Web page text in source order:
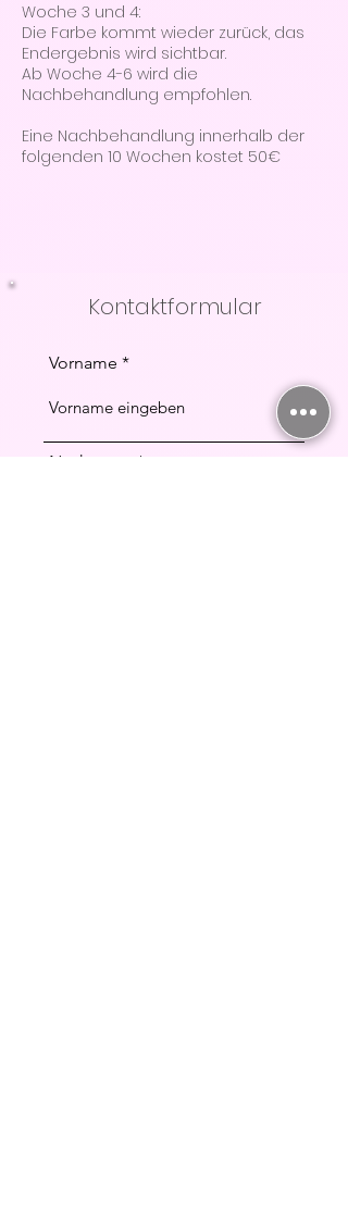
Woche 3 und 4:
Die Farbe kommt wieder zurück, das
Endergebnis wird sichtbar.
Ab Woche 4-6 wird die
Nachbehandlung empfohlen.
Eine Nachbehandlung innerhalb der
Kontaktformular
Vorname
Nachname